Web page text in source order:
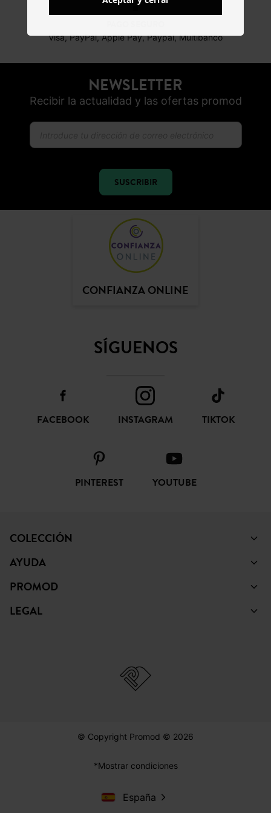
Visa, PayPal, Apple Pay, Paypal, Multibanco
NEWSLETTER
Recibir la actualidad y las ofertas promod
SUSCRIBIR
CONFIANZA ONLINE
SÍGUENOS
FACEBOOK INSTAGRAM TIKTOK
PINTEREST YOUTUBE
COLECCIÓN
AYUDA
PROMOD
LEGAL
© Copyright Promod © 2026
*Mostrar condiciones
España